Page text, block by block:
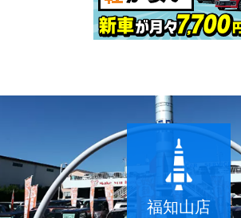
福知山店